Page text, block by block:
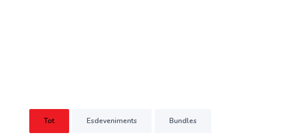
Tot Esdeveniments Bundles